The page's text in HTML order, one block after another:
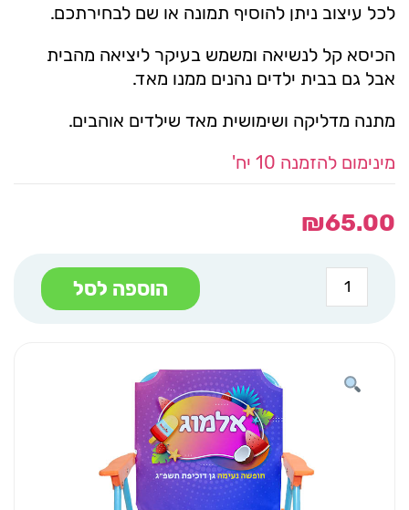
לכל עיצוב ניתן להוסיף תמונה או שם לבחירתכם.
הכיסא קל לנשיאה ומשמש בעיקר ליציאה מהבית
אבל גם בבית ילדים נהנים ממנו מאד.
מתנה מדליקה ושימושית מאד שילדים אוהבים.
מינימום להזמנה 10 יח'
₪65.00
כמות
של
כיסא
הוספה לסל